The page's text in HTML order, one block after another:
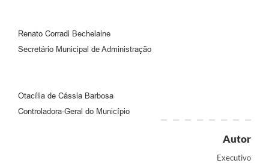
Renato Corradi Bechelaine
Secretário Municipal de Administração
Otacília de Cássia Barbosa
Controladora-Geral do Município
Autor
Executivo